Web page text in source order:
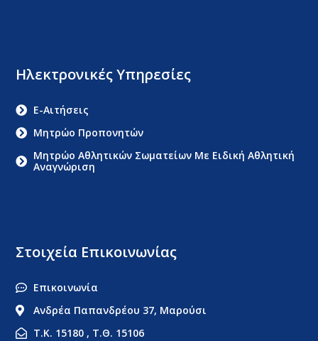
Στοιχεία Επικοινωνίας
Επικοινωνία
Ανδρέα Παπανδρέου 37, Μαρούσι
Τ.Κ. 15180 , Τ.Θ. 15106
Ηλεκτρονικές Υπηρεσίες
E-Αιτήσεις
Μητρώο Προπονητών
Μητρώο Αθλητικών Σωματείων Με Ειδική Αθλητική
Αναγνώριση